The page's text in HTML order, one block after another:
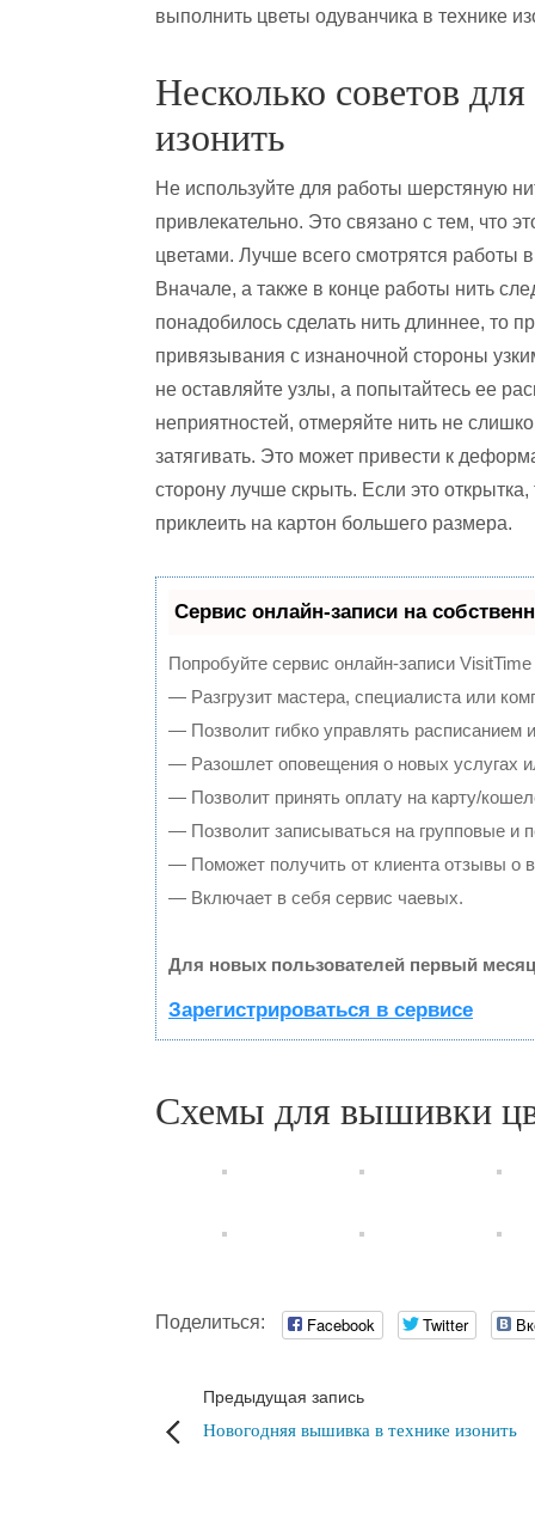
выполнить цветы одуванчика в технике
Несколько советов
изонить
Не используйте для работы шерстяную
привлекательно. Это связано с тем, что
цветами. Лучше всего смотрятся работы
Вначале, а также в конце работы нить
понадобилось сделать нить длиннее, то
привязывания с изнаночной стороны
не оставляйте узлы, а попытайтесь ее
неприятностей, отмеряйте нить не
затягивать. Это может привести к
сторону лучше скрыть. Если это
приклеить на картон большего размера.
Сервис онлайн-записи на
Попробуйте сервис онлайн-записи
— Разгрузит мастера, специалиста или
— Позволит гибко управлять расписанием и
— Разошлет оповещения о новых услугах
— Позволит принять оплату на карту/
— Позволит записываться на групповые и
— Поможет получить от клиента отзывы о
— Включает в себя сервис чаевых.
Для новых пользователей первый
Зарегистрироваться в сервисе
Схемы для вышивки
Поделиться: Facebook Twitter
Предыдущая запись
Новогодняя вышивка в технике изонить